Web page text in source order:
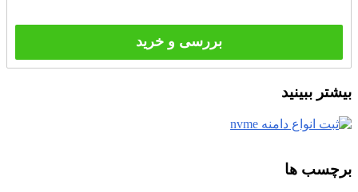
بررسی و خرید
بیشتر ببینید
برچسب ها